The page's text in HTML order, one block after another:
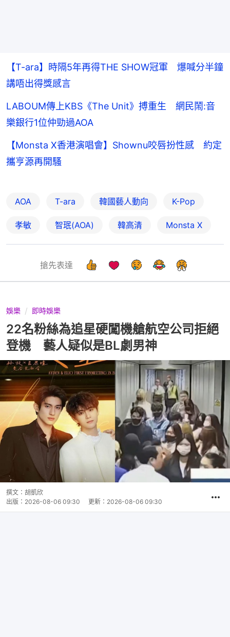
【T-ara】時隔5年再得THE SHOW冠軍 爆喊分半鐘
講唔出得獎感言
LABOUM傳上KBS《The Unit》搏重生 網民鬧:音
樂銀行1位仲勁過AOA
【Monsta X香港演唱會】Shownu咬唇扮性感 約定
攜亨源再開騷
AOA T-ara 韓國藝人動向 K-Pop
孝敏 智珉(AOA) 韓高清 Monsta X
搶先表達
娛樂 即時娛樂
22名粉絲為追星硬闖機艙航空公司拒絕
登機 藝人疑似是BL劇男神
撰文： 胡凱欣
出版： 2026-08-06 09:30 更新： 2026-08-06 09:30